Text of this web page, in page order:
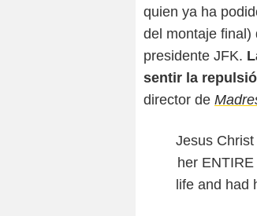
quien ya ha
del montaje final)
presidente JFK.
sentir la
director de
Jesus
her
life and had